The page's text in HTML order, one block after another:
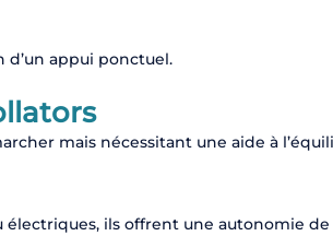
d’un appui ponctuel.
mais nécessitant une aide à
électriques, ils offrent une autonomie